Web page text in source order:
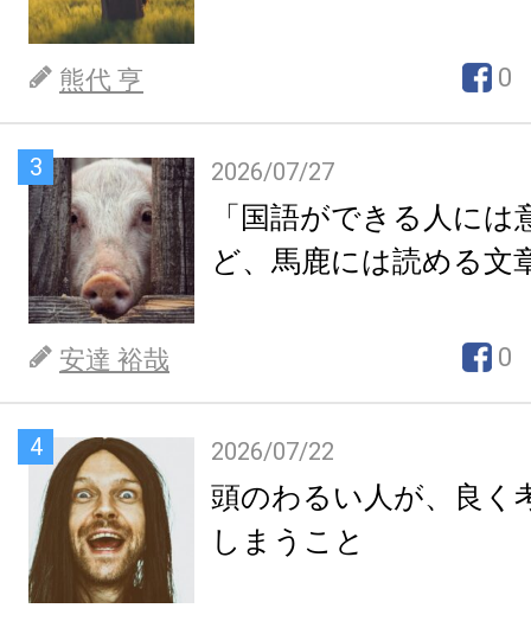
熊代 亨 0
3 2026/07/27
「国語ができる人には
ど、馬鹿には読める文
安達 裕哉 0
4 2026/07/22
頭のわるい人が、良く
しまうこと